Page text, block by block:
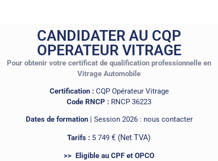
CANDIDATER AU CQP
OPERATEUR VITRAGE
Pour obtenir votre certificat de qualification professionnelle en
Vitrage Automobile
Certification :CQP Opérateur Vitrage
Code RNCP : RNCP 36223
Dates de formation| Session 2026 : nous contacter
Tarifs : 5 749 € (Net TVA)
>> Eligible au CPF et OPCO